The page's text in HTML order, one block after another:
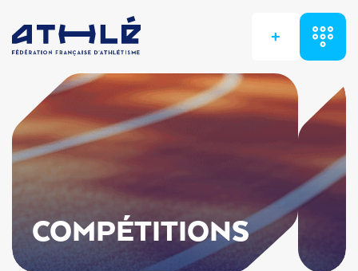
+
COMPÉTITIONS